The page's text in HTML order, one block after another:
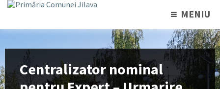
MENIU
Centralizator nominal